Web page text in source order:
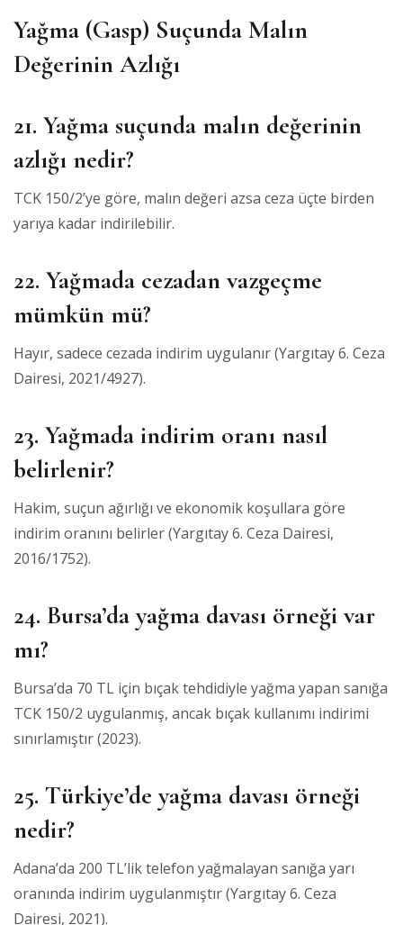
Yağma (Gasp) Suçunda Malın
Değerinin Azlığı
21. Yağma suçunda malın değerinin
azlığı nedir?
TCK 150/2’ye göre, malın değeri azsa ceza üçte birden
yarıya kadar indirilebilir.
22. Yağmada cezadan vazgeçme
mümkün mü?
Hayır, sadece cezada indirim uygulanır (Yargıtay 6. Ceza
Dairesi, 2021/4927).
23. Yağmada indirim oranı nasıl
belirlenir?
Hakim, suçun ağırlığı ve ekonomik koşullara göre
indirim oranını belirler (Yargıtay 6. Ceza Dairesi,
2016/1752).
24. Bursa’da yağma davası örneği var
mı?
Bursa’da 70 TL için bıçak tehdidiyle yağma yapan sanığa
TCK 150/2 uygulanmış, ancak bıçak kullanımı indirimi
sınırlamıştır (2023).
25. Türkiye’de yağma davası örneği
nedir?
Adana’da 200 TL’lik telefon yağmalayan sanığa yarı
oranında indirim uygulanmıştır (Yargıtay 6. Ceza
Dairesi, 2021).